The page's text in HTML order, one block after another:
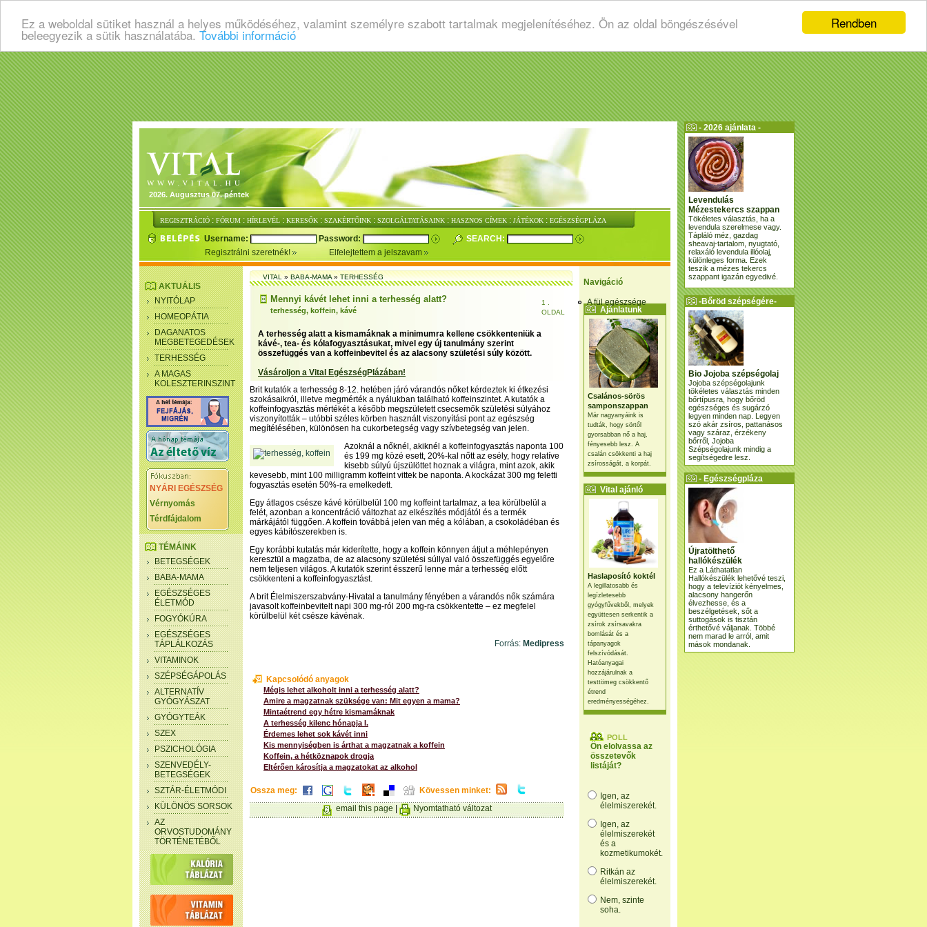
Rendben
Ez a weboldal sütiket használ a helyes működéséhez, valamint személyre szabott tartalmak megjelenítéséhez. Ön az oldal böngészésével
beleegyezik a sütik használatába. További információ
2026. Augusztus 07. péntek
REGISZTRÁCIÓ : FÓRUM : HÍRLEVÉL : KERESŐK : SZAKÉRTŐINK : SZOLGÁLTATÁSAINK : HASZNOS CÍMEK : JÁTÉKOK : EGÉSZSÉGPLÁZA
Username: Password:
SEARCH:
Regisztrálni szeretnék!
Elfelejtettem a jelszavam
Navigáció
A fül egészsége
Ajánlatunk
Csalános-sörös
samponszappan
Már nagyanyáink is
tudták, hogy sörtől
gyorsabban nő a haj,
fényesebb lesz. A
csalán csökkenti a haj
zsírosságát, a korpát.
Vital ajánló
Haslaposító koktél
A legillatosabb és
legízletesebb
gyógyfűvekből, melyek
együttesen serkentik a
zsírok zsírsavakra
bomlását és a
tápanyagok
felszívódását.
Hatóanyagai
hozzájárulnak a
testtömeg csökkentő
étrend
eredményességéhez.
POLL
Ön elolvassa az
összetevők
listáját?
Igen, az
élelmiszerekét.
Igen, az
élelmiszerekét
és a
kozmetikumokét.
Ritkán az
élelmiszerekét.
Nem, szinte
soha.
AKTUÁLIS
NYITÓLAP
HOMEOPÁTIA
DAGANATOS
MEGBETEGEDÉSEK
TERHESSÉG
A MAGAS
KOLESZTERINSZINT
NYÁRI EGÉSZSÉG
Vérnyomás
Térdfájdalom
TÉMÁINK
BETEGSÉGEK
BABA-MAMA
EGÉSZSÉGES
ÉLETMÓD
FOGYÓKÚRA
EGÉSZSÉGES
TÁPLÁLKOZÁS
VITAMINOK
SZÉPSÉGÁPOLÁS
ALTERNATÍV
GYÓGYÁSZAT
GYÓGYTEÁK
SZEX
PSZICHOLÓGIA
SZENVEDÉLY-
BETEGSÉGEK
SZTÁR-ÉLETMÓDI
KÜLÖNÖS SORSOK
AZ
ORVOSTUDOMÁNY
TÖRTÉNETÉBŐL
VITAL»BABA-MAMA»TERHESSÉG
Mennyi kávét lehet inni a terhesség alatt?
terhesség, koffein, kávé
1 .
OLDAL
A terhesség alatt a kismamáknak a minimumra kellene csökkenteniük a
kávé-, tea- és kólafogyasztásukat, mivel egy új tanulmány szerint
összefüggés van a koffeinbevitel és az alacsony születési súly között.
Vásároljon a Vital EgészségPlázában!
Brit kutatók a terhesség 8-12. hetében járó várandós nőket kérdeztek ki étkezési
szokásaikról, illetve megmérték a nyálukban található koffeinszintet. A kutatók a
koffeinfogyasztás mértékét a később megszületett csecsemők születési súlyához
viszonyították – utóbbi széles körben használt viszonyítási pont az egészség
megítélésében, különösen ha cukorbetegség vagy szívbetegség van jelen.
Azoknál a nőknél, akiknél a koffeinfogyasztás naponta 100
és 199 mg közé esett, 20%-kal nőtt az esély, hogy relatíve
kisebb súlyú újszülöttet hoznak a világra, mint azok, akik
kevesebb, mint 100 milligramm koffeint vittek be naponta. A kockázat 300 mg feletti
fogyasztás esetén 50%-ra emelkedett.
Egy átlagos csésze kávé körülbelül 100 mg koffeint tartalmaz, a tea körülbelül a
felét, azonban a koncentráció változhat az elkészítés módjától és a termék
márkájától függően. A koffein továbbá jelen van még a kólában, a csokoládéban és
egyes kábítószerekben is.
Egy korábbi kutatás már kiderítette, hogy a koffein könnyen átjut a méhlepényen
keresztül a magzatba, de az alacsony születési súllyal való összefüggés egyelőre
nem teljesen világos. A kutatók szerint ésszerű lenne már a terhesség előtt
csökkenteni a koffeinfogyasztást.
A brit Élelmiszerszabvány-Hivatal a tanulmány fényében a várandós nők számára
javasolt koffeinbevitelt napi 300 mg-ról 200 mg-ra csökkentette – ez megfelel
körülbelül két csésze kávénak.
Forrás: Medipress
Kapcsolódó anyagok
Mégis lehet alkoholt inni a terhesség alatt?
Amire a magzatnak szüksége van: Mit egyen a mama?
Mintaétrend egy hétre kismamáknak
A terhesség kilenc hónapja I.
Érdemes lehet sok kávét inni
Kis mennyiségben is árthat a magzatnak a koffein
Koffein, a hétköznapok drogja
Eltérően károsítja a magzatokat az alkohol
Ossza meg:
Kövessen minket:
email this page
Nyomtatható változat
- 2026 ajánlata -
Levendulás
Mézestekercs szappan
Tökéletes választás, ha a
levendula szerelmese vagy.
Tápláló méz, gazdag
sheavaj-tartalom, nyugtató,
relaxáló levendula illóolaj,
különleges forma. Ezek
teszik a mézes tekercs
szappant igazán egyedivé.
-Bőröd szépségére-
Bio Jojoba szépségolaj
Jojoba szépségolajunk
tökéletes választás minden
bőrtípusra, hogy bőröd
egészséges és sugárzó
legyen minden nap. Legyen
szó akár zsíros, pattanásos
vagy száraz, érzékeny
bőrről, Jojoba
Szépségolajunk mindig a
segítségedre lesz.
- Egészségpláza
ajánlatunk -
Újratölthető
hallókészülék
Ez a Láthatatlan
Hallókészülék lehetővé teszi,
hogy a televíziót kényelmes,
alacsony hangerőn
élvezhesse, és a
beszélgetések, sőt a
suttogások is tisztán
érthetővé váljanak. Többé
nem marad le arról, amit
mások mondanak.